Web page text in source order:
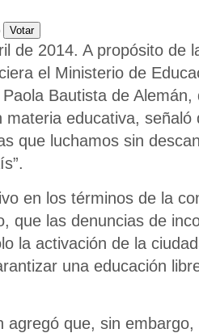
de 2014. A propósito de
el Ministerio de
Bautista de
materia educativa, señaló
que luchamos sin
en los términos de la
que las denuncias de
la activación de la
una educación
agregó que, sin